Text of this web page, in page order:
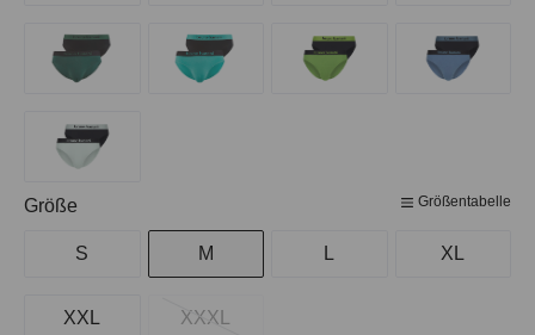
Größe Größentabelle
S M L XL
XXL XXXL